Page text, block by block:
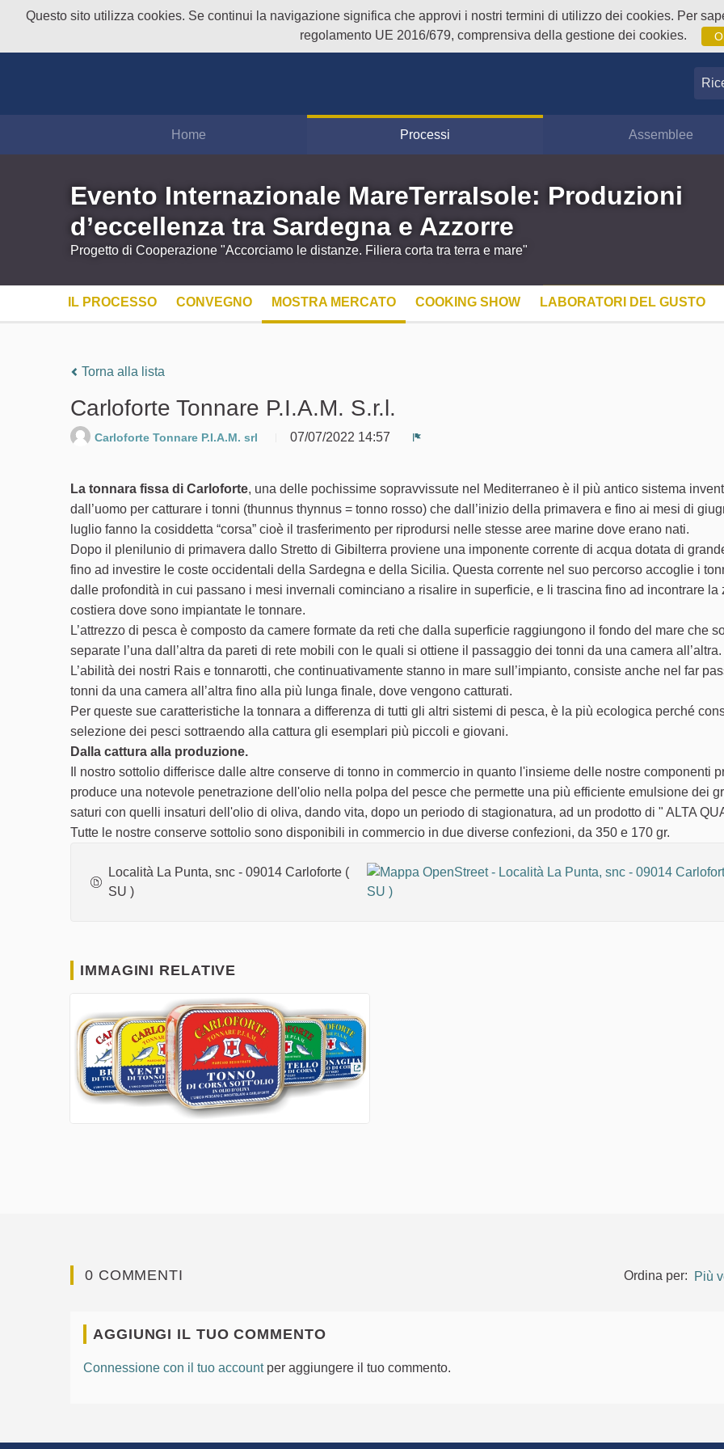
Questo sito utilizza cookies. Se continui la navigazione significa che approvi i nostri termini di utilizzo dei cookies. Per
regolamento UE 2016/679, comprensiva della gestione dei cookies.
Home Processi Assemblee
Evento Internazionale MareTerraIsole: Produzioni
d’eccellenza tra Sardegna e Azzorre
Progetto di Cooperazione "Accorciamo le distanze. Filiera corta tra terra e mare"
IL PROCESSO CONVEGNO MOSTRA MERCATO COOKING SHOW LABORATORI DEL GUSTO
Torna alla lista
Carloforte Tonnare P.I.A.M. S.r.l.
Carloforte Tonnare P.I.A.M. srl
07/07/2022 14:57
La tonnara fissa di Carloforte, una delle pochissime sopravvissute nel Mediterraneo è il più antico sistema
dall’uomo per catturare i tonni (thunnus thynnus = tonno rosso) che dall’inizio della primavera e fino ai mesi di
luglio fanno la cosiddetta “corsa” cioè il trasferimento per riprodursi nelle stesse aree marine dove erano nati.
Dopo il plenilunio di primavera dallo Stretto di Gibilterra proviene una imponente corrente di acqua dotata di
fino ad investire le coste occidentali della Sardegna e della Sicilia. Questa corrente nel suo percorso accoglie i
dalle profondità in cui passano i mesi invernali cominciano a risalire in superficie, e li trascina fino ad incontrare la
costiera dove sono impiantate le tonnare.
L’attrezzo di pesca è composto da camere formate da reti che dalla superficie raggiungono il fondo del mare che
separate l’una dall’altra da pareti di rete mobili con le quali si ottiene il passaggio dei tonni da una camera all’altra.
L’abilità dei nostri Rais e tonnarotti, che continuativamente stanno in mare sull’impianto, consiste anche nel far
tonni da una camera all’altra fino alla più lunga finale, dove vengono catturati.
Per queste sue caratteristiche la tonnara a differenza di tutti gli altri sistemi di pesca, è la più ecologica perché
selezione dei pesci sottraendo alla cattura gli esemplari più piccoli e giovani.
Dalla cattura alla produzione.
Il nostro sottolio differisce dalle altre conserve di tonno in commercio in quanto l'insieme delle nostre componenti
produce una notevole penetrazione dell'olio nella polpa del pesce che permette una più efficiente emulsione dei
saturi con quelli insaturi dell'olio di oliva, dando vita, dopo un periodo di stagionatura, ad un prodotto di " ALTA
Tutte le nostre conserve sottolio sono disponibili in commercio in due diverse confezioni, da 350 e 170 gr.
Località La Punta, snc - 09014 Carloforte (
SU )
IMMAGINI RELATIVE
(Collegamento esterno)
0 COMMENTI Ordina per: Più
AGGIUNGI IL TUO COMMENTO
Connessione con il tuo accountper aggiungere il tuo commento.